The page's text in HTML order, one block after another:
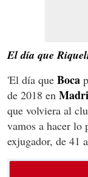
El día que
'El día que Boca
de 2018 en
que volviera al
vamos a hacer lo
exjugador, de 41